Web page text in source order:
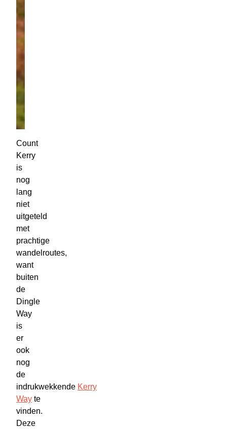
Count
Kerry
is
nog
lang
niet
uitgeteld
met
prachtige
wandelroutes,
want
buiten
de
Dingle
Way
is
er
ook
nog
de
indrukwekkende Kerry
Way te
vinden.
Deze